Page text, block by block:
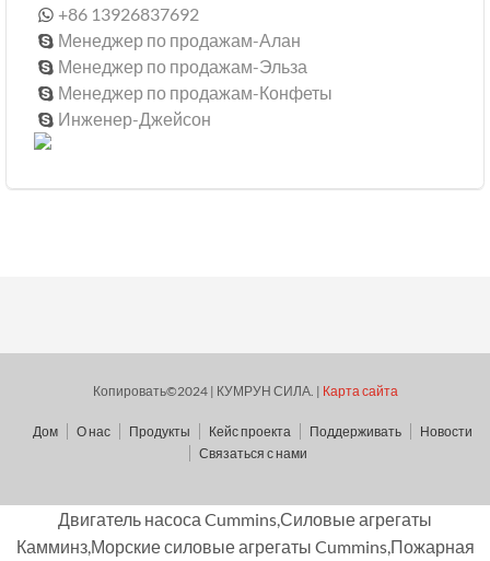
 +86 13926837692
 Менеджер по продажам-Алан
 Менеджер по продажам-Эльза
 Менеджер по продажам-Конфеты
 Инженер-Джейсон
Копировать©2024 | КУМРУН СИЛА. | Карта сайта
Дом О нас Продукты Кейс проекта Поддерживать
Новости
Связаться с нами
Двигатель насоса Cummins,Силовые агрегаты
Камминз,Морские силовые агрегаты Cummins,Пожарная